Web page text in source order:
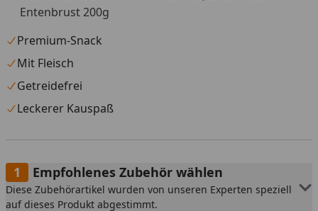
Entenbrust 200g
Premium-Snack
Mit Fleisch
Getreidefrei
Leckerer Kauspaß
Empfohlenes Zubehör wählen
Diese Zubehörartikel wurden von unseren Experten speziell
auf dieses Produkt abgestimmt.